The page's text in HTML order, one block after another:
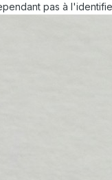
pas à